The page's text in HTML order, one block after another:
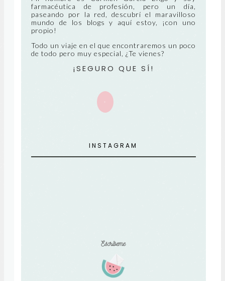
E
farmacéutica de profesión, pero un día,
paseando por la red, descubrí el maravilloso
mundo de los blogs y aquí estoy, ¡con uno
propio!
Todo un viaje en el que encontraremos un poco
de todo pero muy especial, ¿Te vienes?
¡SEGURO QUE SÍ!
+
INSTAGRAM